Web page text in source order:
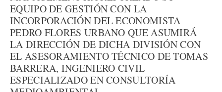
EQUIPO DE GESTIÓN CON LA
INCORPORACIÓN DEL ECONOMISTA
PEDRO FLORES URBANO QUE ASUMIRÁ
LA DIRECCIÓN DE DICHA DIVISIÓN CON
EL ASESORAMIENTO TÉCNICO DE TOMAS
BARRERA, INGENIERO CIVIL
ESPECIALIZADO EN CONSULTORÍA